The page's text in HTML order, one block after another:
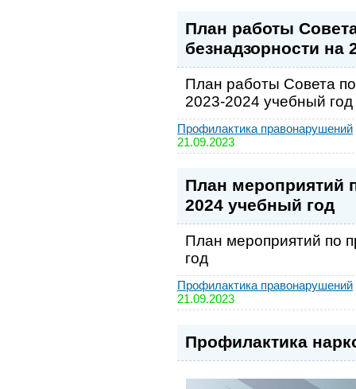
План работы
безнадзорности на
План работы Совета
2023-2024 учебный год
Профилактика правонарушений
21.09.2023
План мероприятий
2024 учебный год
План мероприятий по
год
Профилактика правонарушений
21.09.2023
Профилактика